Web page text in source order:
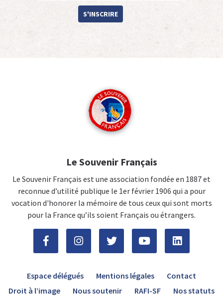
S'INSCRIRE
Le Souvenir Français
Le Souvenir Français est une association fondée en 1887 et
reconnue d’utilité publique le 1er février 1906 qui a pour
vocation d'honorer la mémoire de tous ceux qui sont morts
pour la France qu’ils soient Français ou étrangers.
Espace délégués Mentions légales
Contact
Droit à l’image
Nous soutenir RAFI-SF Nos statuts